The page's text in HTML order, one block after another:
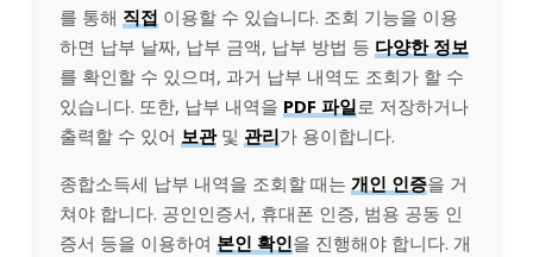
를 통해 직접 이용할 수 있습니다. 조회 기능을 이용
하면 납부 날짜, 납부 금액, 납부 방법 등 다양한 정보
를 확인할 수 있으며, 과거 납부 내역도 조회가 할 수
있습니다. 또한, 납부 내역을 PDF 파일로 저장하거나
출력할 수 있어 보관및 관리가 용이합니다.
종합소득세 납부 내역을 조회할 때는 개인 인증을 거
쳐야 합니다. 공인인증서, 휴대폰 인증, 범용 공동 인
증서 등을 이용하여 본인 확인을 진행해야 합니다. 개